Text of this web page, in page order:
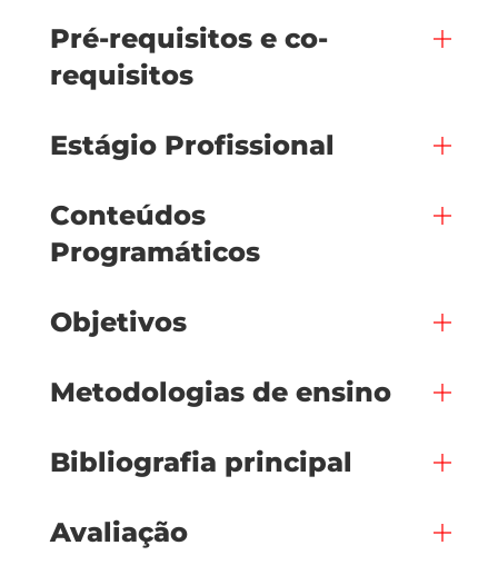
Pré-requisitos e co-
requisitos
Estágio Profissional
Conteúdos
Programáticos
Objetivos
Metodologias de ensino
Bibliografia principal
Avaliação